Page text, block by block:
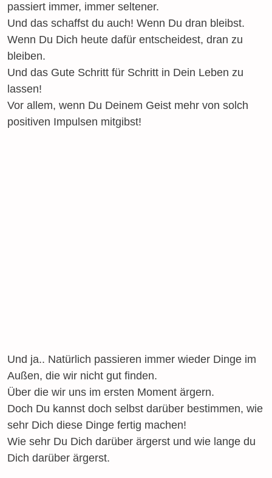
passiert immer, immer seltener.
Und das schaffst du auch! Wenn Du dran bleibst.
Wenn Du Dich heute dafür entscheidest, dran zu
bleiben.
Und das Gute Schritt für Schritt in Dein Leben zu
lassen!
Vor allem, wenn Du Deinem Geist mehr von solch
positiven Impulsen mitgibst!
Und ja.. Natürlich passieren immer wieder Dinge im
Außen, die wir nicht gut finden.
Über die wir uns im ersten Moment ärgern.
Doch Du kannst doch selbst darüber bestimmen, wie
sehr Dich diese Dinge fertig machen!
Wie sehr Du Dich darüber ärgerst und wie lange du
Dich darüber ärgerst.